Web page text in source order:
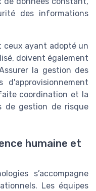
des informations
ceux ayant adopté un
doivent également
la gestion des
coordination et la
de gestion de risque
humaine et
s’accompagne
Les équipes